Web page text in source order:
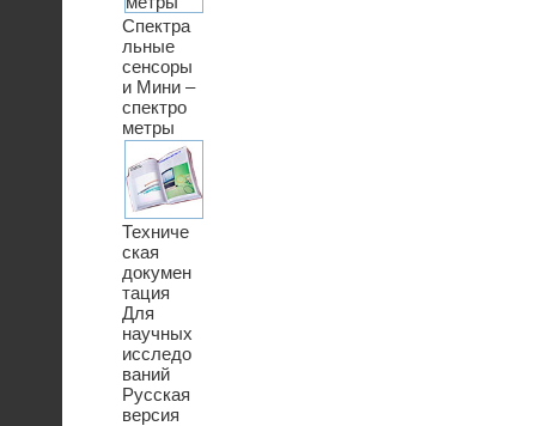
Спектра
льные
сенсоры
и Мини –
спектро
метры
Техниче
ская
докумен
тация
Для
научных
исследо
ваний
Русская
версия